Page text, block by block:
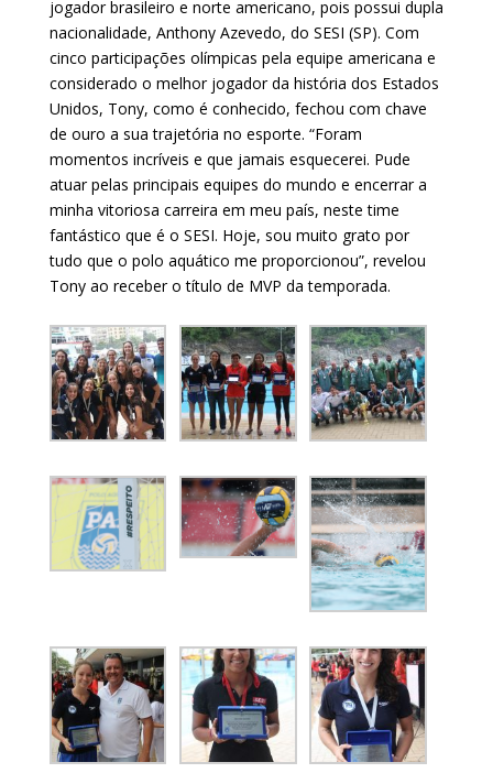
jogador brasileiro e norte americano, pois possui dupla
nacionalidade, Anthony Azevedo, do SESI (SP). Com
cinco participações olímpicas pela equipe americana e
considerado o melhor jogador da história dos Estados
Unidos, Tony, como é conhecido, fechou com chave
de ouro a sua trajetória no esporte. “Foram
momentos incríveis e que jamais esquecerei. Pude
atuar pelas principais equipes do mundo e encerrar a
minha vitoriosa carreira em meu país, neste time
fantástico que é o SESI. Hoje, sou muito grato por
tudo que o polo aquático me proporcionou”, revelou
Tony ao receber o título de MVP da temporada.